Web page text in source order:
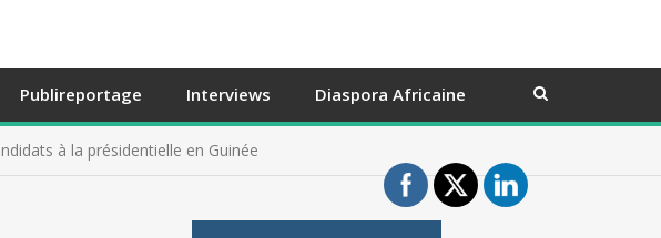
Publireportage Interviews Diaspora Africaine
à la présidentielle en Guinée